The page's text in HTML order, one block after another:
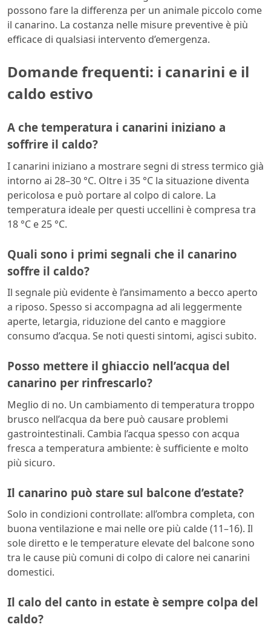
possono fare la differenza per un animale piccolo come
il canarino. La costanza nelle misure preventive è più
efficace di qualsiasi intervento d’emergenza.
Domande frequenti: i canarini e il
caldo estivo
A che temperatura i canarini iniziano a
soffrire il caldo?
I canarini iniziano a mostrare segni di stress termico già
intorno ai 28–30 °C. Oltre i 35 °C la situazione diventa
pericolosa e può portare al colpo di calore. La
temperatura ideale per questi uccellini è compresa tra
18 °C e 25 °C.
Quali sono i primi segnali che il canarino
soffre il caldo?
Il segnale più evidente è l’ansimamento a becco aperto
a riposo. Spesso si accompagna ad ali leggermente
aperte, letargia, riduzione del canto e maggiore
consumo d’acqua. Se noti questi sintomi, agisci subito.
Posso mettere il ghiaccio nell’acqua del
canarino per rinfrescarlo?
Meglio di no. Un cambiamento di temperatura troppo
brusco nell’acqua da bere può causare problemi
gastrointestinali. Cambia l’acqua spesso con acqua
fresca a temperatura ambiente: è sufficiente e molto
più sicuro.
Il canarino può stare sul balcone d’estate?
Solo in condizioni controllate: all’ombra completa, con
buona ventilazione e mai nelle ore più calde (11–16). Il
sole diretto e le temperature elevate del balcone sono
tra le cause più comuni di colpo di calore nei canarini
domestici.
Il calo del canto in estate è sempre colpa del
caldo?